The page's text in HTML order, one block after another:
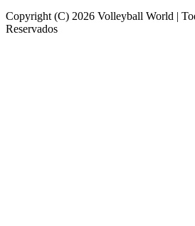
Copyright (C) 2026 Volleyball World |
Reservados